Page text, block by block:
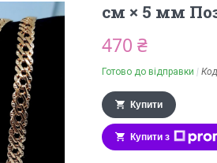
см × 5 мм
470 ₴
Готово до відправки
Купити
Купити з